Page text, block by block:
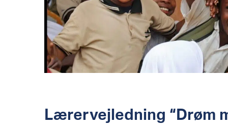
Lærervejledning “Drøm